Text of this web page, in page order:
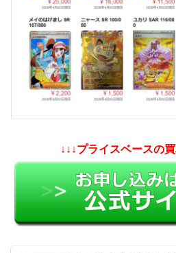
↓↓↓プライスベースの